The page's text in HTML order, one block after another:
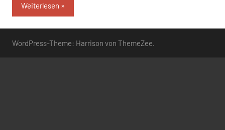
Weiterlesen
WordPress-Theme: Harrison von ThemeZee.